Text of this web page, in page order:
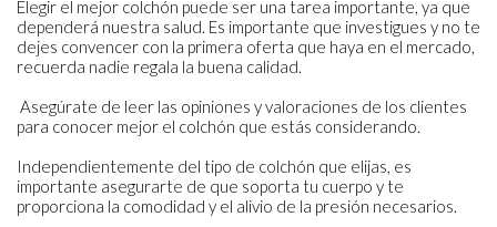
Elegir el mejor colchón puede ser una tarea importante, ya que
dependerá nuestra salud. Es importante que investigues y no te
dejes convencer con la primera oferta que haya en el mercado,
recuerda nadie regala la buena calidad.
Asegúrate de leer las opiniones y valoraciones de los clientes
para conocer mejor el colchón que estás considerando.
Independientemente del tipo de colchón que elijas, es
importante asegurarte de que soporta tu cuerpo y te
proporciona la comodidad y el alivio de la presión necesarios.
¿Renueva tu descanso con un
5% dto?